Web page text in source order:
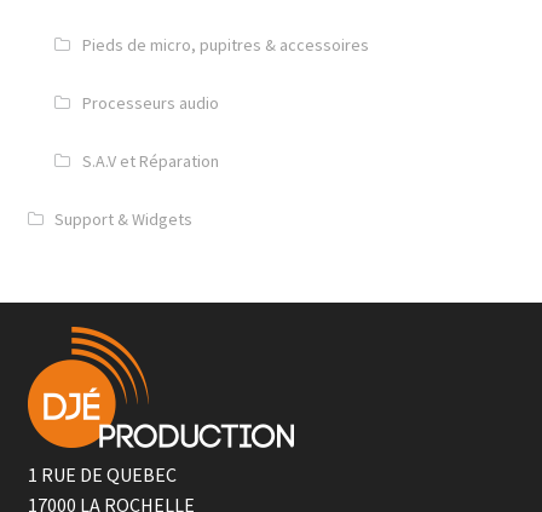
Pieds de micro, pupitres & accessoires
Processeurs audio
S.A.V et Réparation
Support & Widgets
1 RUE DE QUEBEC
17000 LA ROCHELLE